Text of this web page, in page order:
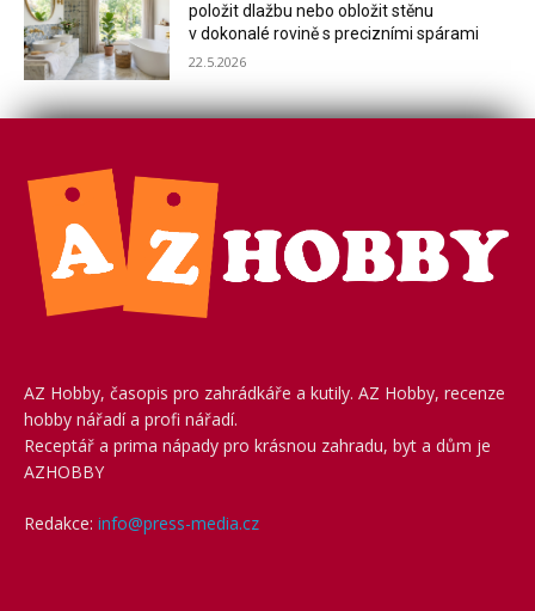
položit dlažbu nebo obložit stěnu
v dokonalé rovině s precizními spárami
22.5.2026
AZ Hobby, časopis pro zahrádkáře a kutily. AZ Hobby, recenze
hobby nářadí a profi nářadí.
Receptář a prima nápady pro krásnou zahradu, byt a dům je
AZHOBBY
Redakce: info@press-media.cz